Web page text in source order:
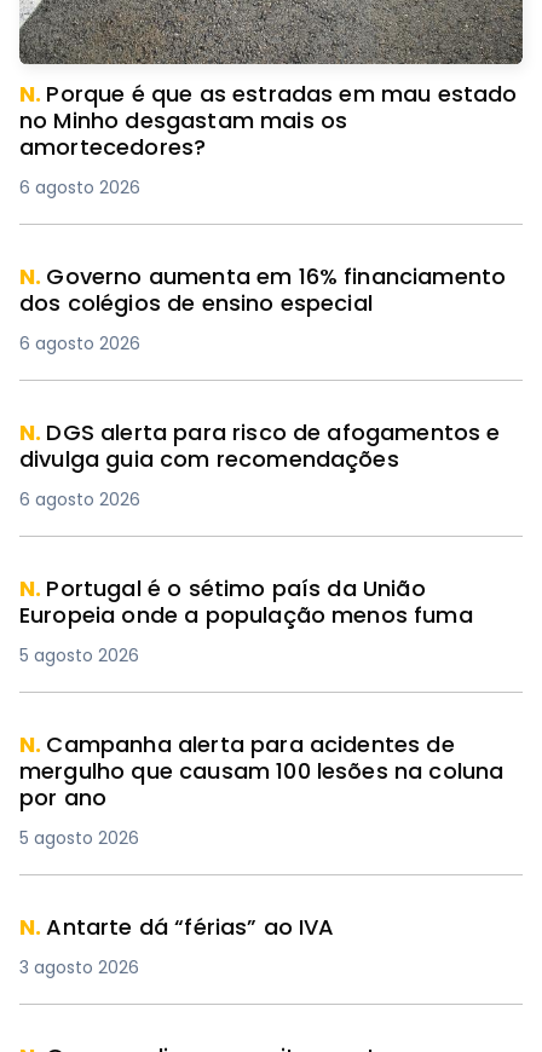
N. Porque é que as estradas em mau estado
no Minho desgastam mais os
amortecedores?
6 agosto 2026
N. Governo aumenta em 16% financiamento
dos colégios de ensino especial
6 agosto 2026
N. DGS alerta para risco de afogamentos e
divulga guia com recomendações
6 agosto 2026
N. Portugal é o sétimo país da União
Europeia onde a população menos fuma
5 agosto 2026
N. Campanha alerta para acidentes de
mergulho que causam 100 lesões na coluna
por ano
5 agosto 2026
N.Antarte dá “férias” ao IVA
3 agosto 2026